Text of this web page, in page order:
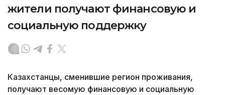
жители получают финансовую и
социальную поддержку
Казахстанцы, сменившие регион проживания,
получают весомую финансовую и социальную